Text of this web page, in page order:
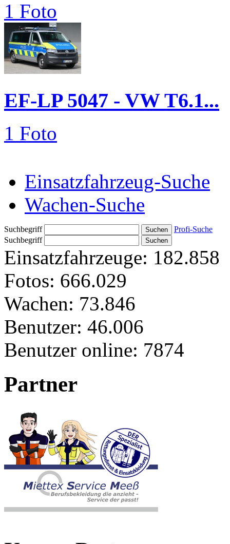
1 Foto
EF-LP 5047 - VW T6.1...
1 Foto
Einsatzfahrzeug-Suche
Wachen-Suche
Suchbegriff
Profi-Suche
Suchbegriff
Einsatzfahrzeuge: 182.858
Fotos: 666.029
Wachen: 73.846
Benutzer: 46.006
Benutzer online: 7874
Partner